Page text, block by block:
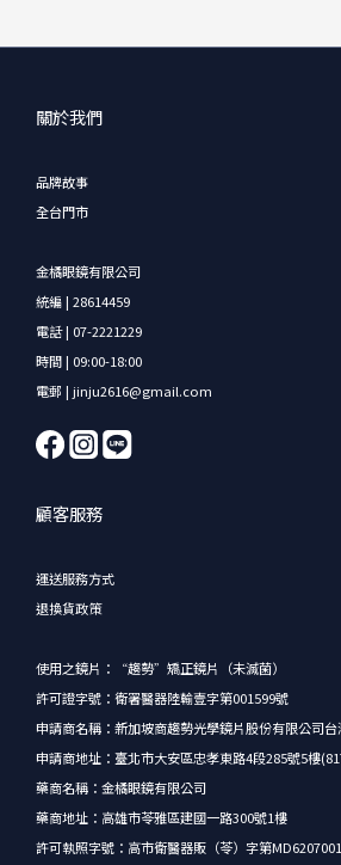
關於我們
品牌故事
全台門市
金橘眼鏡有限公司
統編 | 28614459
電話 | 07-2221229
時間 | 09:00-18:00
電郵 | jinju2616@gmail.com
顧客服務
運送服務方式
退換貨政策
使用之鏡片：“趨勢”矯正鏡片（未滅菌）
許可證字號：衛署醫器陸輸壹字第001599號
申請商名稱：新加坡商趨勢光學鏡片股份有限公司
申請商地址：臺北市大安區忠孝東路4段285號5樓
藥商名稱：金橘眼鏡有限公司
藥商地址：高雄市苓雅區建國一路300號1樓
許可執照字號：高市衛醫器販（苓）字第